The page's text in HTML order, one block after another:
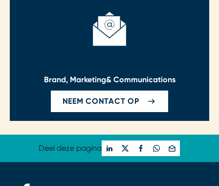
Brand, Marketing& Communications
NEEM CONTACT OP
Deel deze pagina